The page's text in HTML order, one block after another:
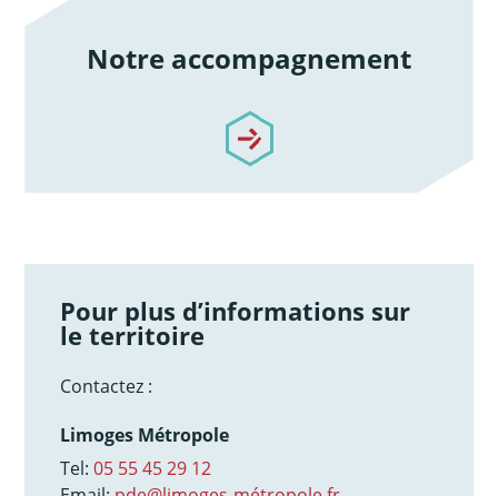
Notre accompagnement
/notre-accompagnement
Pour plus d’informations sur
le territoire
Contactez :
Limoges Métropole
Tel:05 55 45 29 12